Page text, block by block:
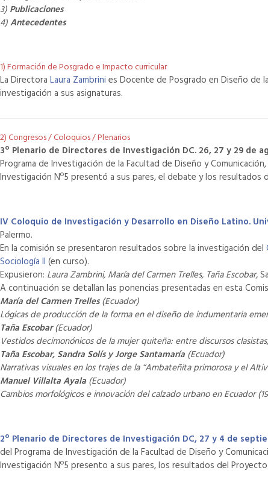
3) Publicaciones
4)Antecedentes
1) Formación de Posgrado e Impacto curricular
La Directora Laura Zambrini es Docente de Posgrado en Diseño de
investigación a sus asignaturas.
2) Congresos / Coloquios / Plenarios
3º Plenario de Directores de Investigación DC. 26, 27 y 29 de
Programa de Investigación de la Facultad de Diseño y
Investigación Nº5 presentó a sus pares, el debate y los resultados
IV Coloquio de Investigación y Desarrollo en Diseño Latino.
Palermo.
En la comisión se presentaron resultados sobre la investigación del
Sociología II (en curso).
Expusieron: Laura Zambrini, María del Carmen Trelles, Taña Escobar,
A continuación se detallan las ponencias presentadas en esta
María del Carmen Trelles(Ecuador)
Lógicas de producción de la forma en el diseño de indumentaria
Taña Escobar(Ecuador)
Vestidos decimonónicos de la mujer quiteña: entre discursos
Taña Escobar, Sandra Solís y Jorge Santamaría (Ecuador)
Narrativas visuales en los trajes de la “Ambateñita primorosa y el
Manuel Villalta Ayala (Ecuador)
Cambios morfológicos e innovación del calzado urbano en Ecuador
2º Plenario de Directores de Investigación DC, 27 y 4 de
del Programa de Investigación de la Facultad de Diseño y
Investigación Nº5 presento a sus pares, los resultados del Proyecto